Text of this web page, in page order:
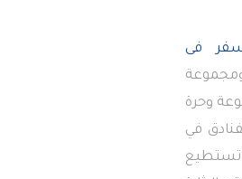
فى
وحرة
في
تستطيع